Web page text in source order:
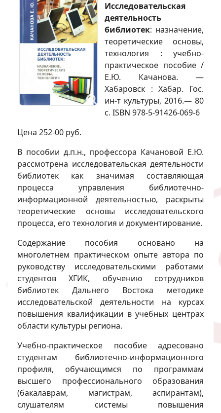
Исследовательская
деятельность
библиотек: назначение,
теоретические основы,
технология : учебно-
практическое пособие /
Е.Ю. Качанова. —
Хабаровск : Хабар. Гос.
ин-т культуры, 2016.— 80
с. ISBN 978-5-91426-069-6
Цена 252-00 руб.
В пособии д.п.н., профессора Качановой Е.Ю.
рассмотрена исследовательская деятельности
библиотек как значимая составляющая
процесса управления библиотечно-
информационной деятельностью, раскрыты
теоретические основы исследовательского
процесса, его технология и документирование.
Содержание пособия основано на
многолетнем практическом опыте автора по
руководству исследовательскими работами
студентов ХГИК, обучению сотрудников
библиотек Дальнего Востока методике
исследовательской деятельности на курсах
повышения квалификации в учебных центрах
области культуры региона.
Учебно-практическое пособие адресовано
студентам библиотечно-информационного
профиля, обучающимся по программам
высшего профессионального образования
(бакалаврам, магистрам, аспирантам),
слушателям системы повышения